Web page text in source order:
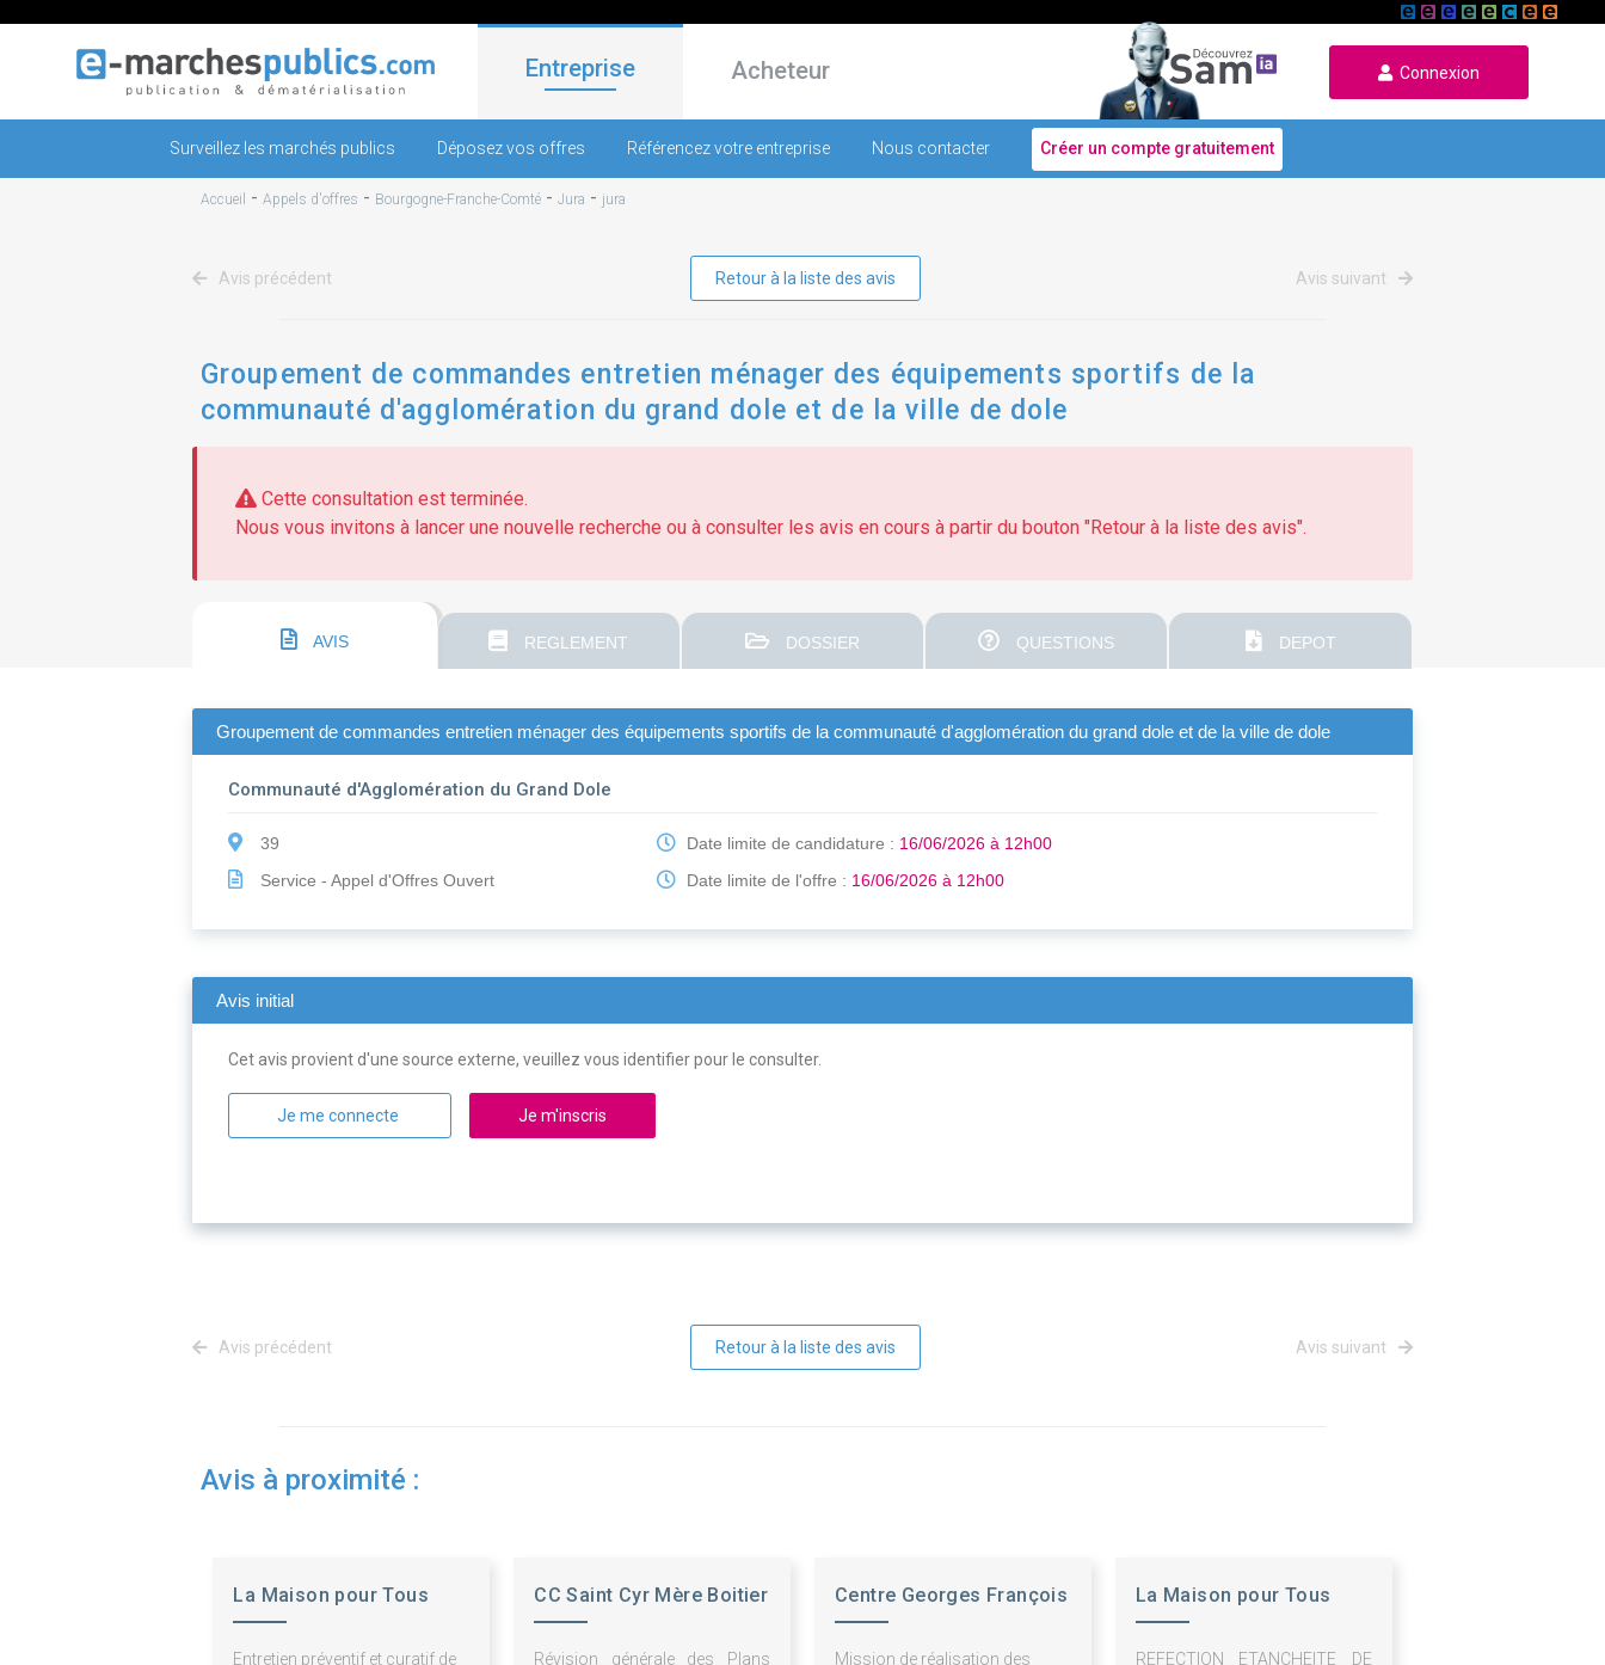
Entreprise Acheteur Connexion
Surveillez les marchés publics Déposez vos offres Référencez votre entreprise Nous contacter Créer un compte gratuitement
Accueil - Appels d'offres - Bourgogne-Franche-Comté - Jura - jura
Avis précédent Retour à la liste des avis Avis suivant
Groupement de commandes entretien ménager des équipements sportifs de la
communauté d'agglomération du grand dole et de la ville de dole
Cette consultation est terminée.
Nous vous invitons à lancer une nouvelle recherche ou à consulter les avis en cours à partir du bouton "Retour à la liste des avis".
AVIS REGLEMENT DOSSIER QUESTIONS DEPOT
Groupement de commandes entretien ménager des équipements sportifs de la communauté d'agglomération du grand dole et de la ville de dole
Communauté d'Agglomération du Grand Dole
39
Service - Appel d'Offres Ouvert
Date limite de candidature : 16/06/2026 à 12h00
Date limite de l'offre : 16/06/2026 à 12h00
Avis initial
Cet avis provient d'une source externe, veuillez vous identifier pour le consulter.
Je me connecte Je m'inscris
Avis précédent Retour à la liste des avis Avis suivant
Avis à proximité :
La Maison pour Tous
Entretien préventif et curatif de
CC Saint Cyr Mère Boitier
Révision générale des Plans
Centre Georges François
Mission de réalisation des
La Maison pour Tous
REFECTION ETANCHEITE DE